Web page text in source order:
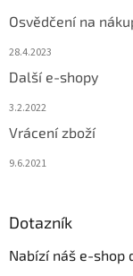
Osvědčení na
28.4.2023
Další e-shopy
3.2.2022
Vrácení zboží
9.6.2021
Dotazník
Nabízí náš e-shop